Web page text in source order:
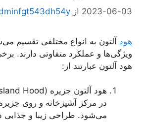
2023-06-03 از
هود آلتون به انواع مختلفی تقسیم
ویژگی‌ها و عملکرد متفاوتی دارند.
هود آلتون عبارتند از:
در مرکز آشپزخانه و روی
می‌شود. طراحی زیبا و جذابی